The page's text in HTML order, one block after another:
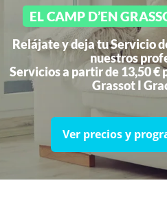
EL CAMP D’EN
Relájate y deja tu Servicio
nuestros
Servicios a partir de 13,50 €
Grassot I
Ver precios y